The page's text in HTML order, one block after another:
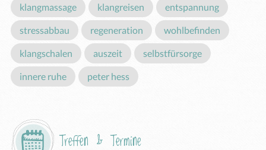
klangmassage klangreisen entspannung
stressabbau regeneration wohlbefinden
klangschalen auszeit selbstfürsorge
innere ruhe peter hess
Treffen & Termine